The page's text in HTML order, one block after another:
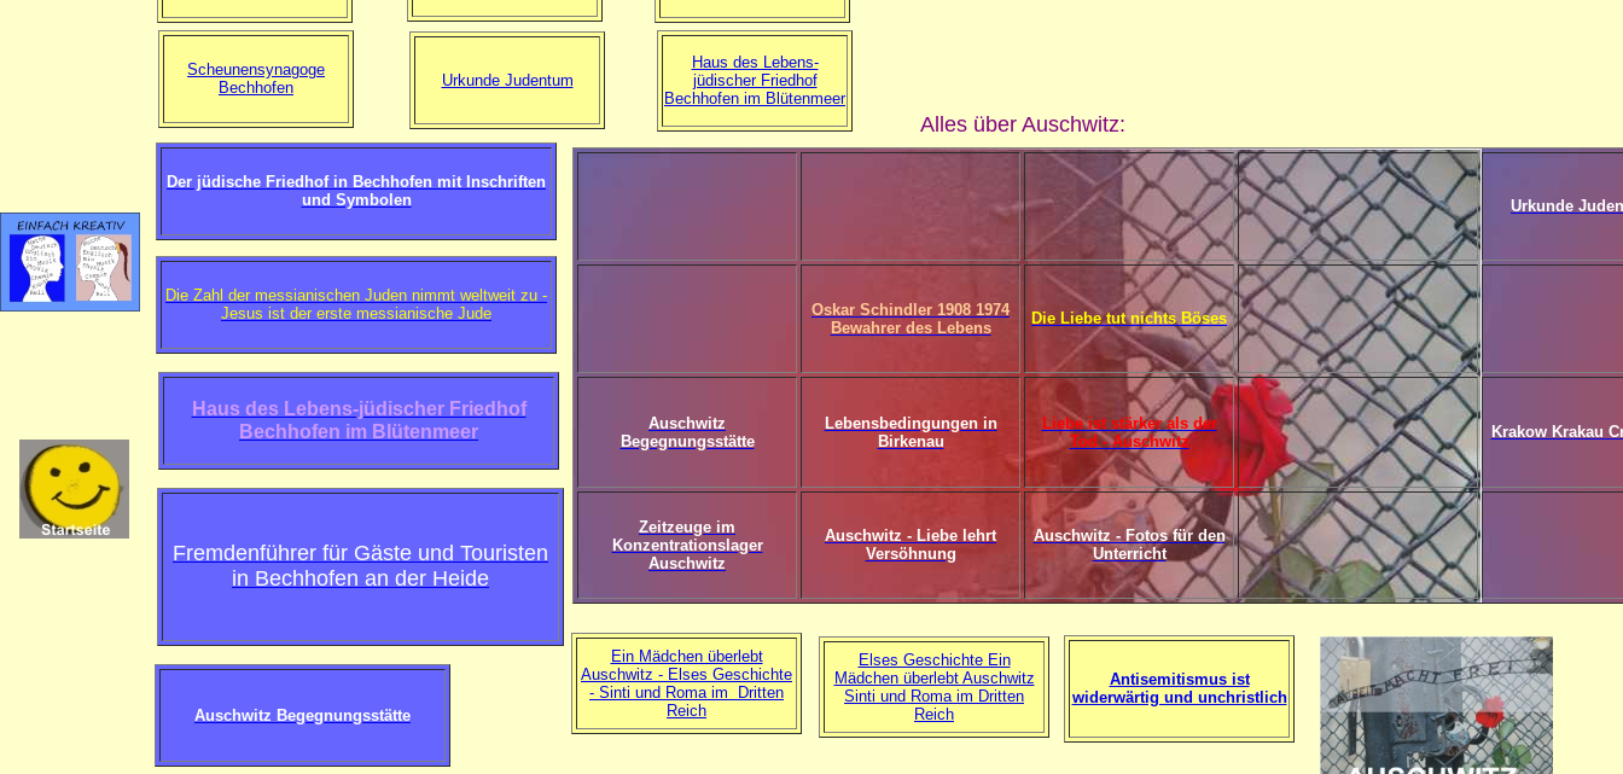
Scheunensynagoge
Bechhofen
Urkunde Judentum
Haus des Lebens-
jüdischer Friedhof
Bechhofen im Blütenmeer
Alles über Auschwitz:
Der jüdische Friedhof in Bechhofen mit Inschriften
und Symbolen
Urkunde
Oskar Schindler 1908 1974
Bewahrer des Lebens
Die Liebe tut nichts Böses
Auschwitz
Begegnungsstätte
Lebensbedingungen in
Birkenau
Liebe ist stärker als der
Tod - Auschwitz
Krakow Krakau
Zeitzeuge im
Konzentrationslager
Auschwitz
Auschwitz - Liebe lehrt
Versöhnung
Auschwitz - Fotos für den
Unterricht
Die Zahl der messianischen Juden nimmt weltweit zu -
Jesus ist der erste messianische Jude
Haus des Lebens-jüdischer Friedhof
Bechhofen im Blütenmeer
Fremdenführer für Gäste und Touristen
in Bechhofen an der Heide
Ein Mädchen überlebt
Auschwitz - Elses Geschichte
- Sinti und Roma im Dritten
Reich
Antisemitismus ist
widerwärtig und unchristlich
Elses Geschichte Ein
Mädchen überlebt Auschwitz
Sinti und Roma im Dritten
Reich
Auschwitz Begegnungsstätte